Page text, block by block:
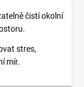
čistí okolní
stres,
mír.